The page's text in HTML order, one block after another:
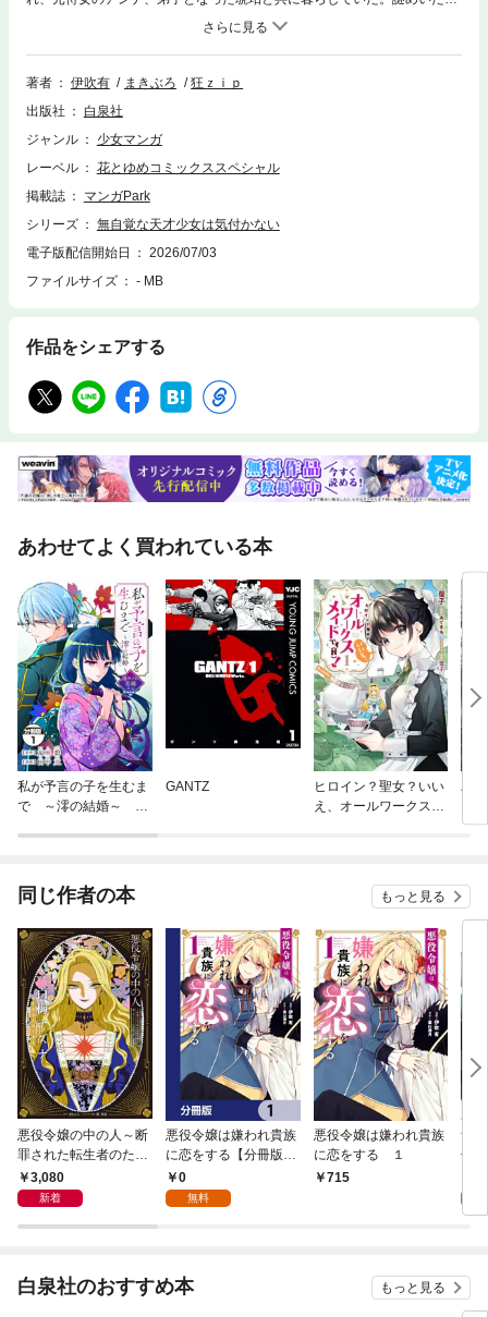
レドの正体はミドガラント帝国の元皇子だった。フレドを溺愛する弟のク
ロヴィスに認められたリアナたちは帝国に招かれるが、一方で、故郷に戻
ることになったフレドはひとり決意を固めていて――!?天才少女と元皇子
が苦難の中で互いに想い合う、異世界冒険ファンタジー！（このコミック
録しております。)
著者 伊吹有 まきぶろ
狂ｚｉｐ
出版社
白泉社
ジャンル
少女マンガ
レーベル
花とゆめコミックススペシャル
掲載誌
マンガPark
シリーズ
無自覚な天才少女は気付かない
電子版配信開始日
2026/07/03
ファイルサイズ
- MB
作品をシェアする
あわせてよく買われている本
私が予言の子を生むま
で ～澪の結婚～ 傷
GANTZ
ヒロイン？聖女？いい
え、オールワークスメ
バ
今
同じ作者の本 もっと見る
悪役令嬢の中の人～断
罪された転生者のため
嘘つきヒロインに復讐
いたします～ 白梅ナズ
3,080
新着
悪役令嬢は嫌われ貴族
に恋をする【分冊版】
1
0
無料
悪役令嬢は嫌われ貴族
に恋をする １
715
無
付
白泉社のおすすめ本 もっと見る